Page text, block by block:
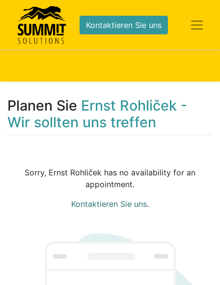
Kontaktieren Sie uns
Planen Sie Ernst Rohliček -
Wir sollten uns treffen
Sorry, Ernst Rohliček has no availability for an
appointment.
Kontaktieren Sie uns.